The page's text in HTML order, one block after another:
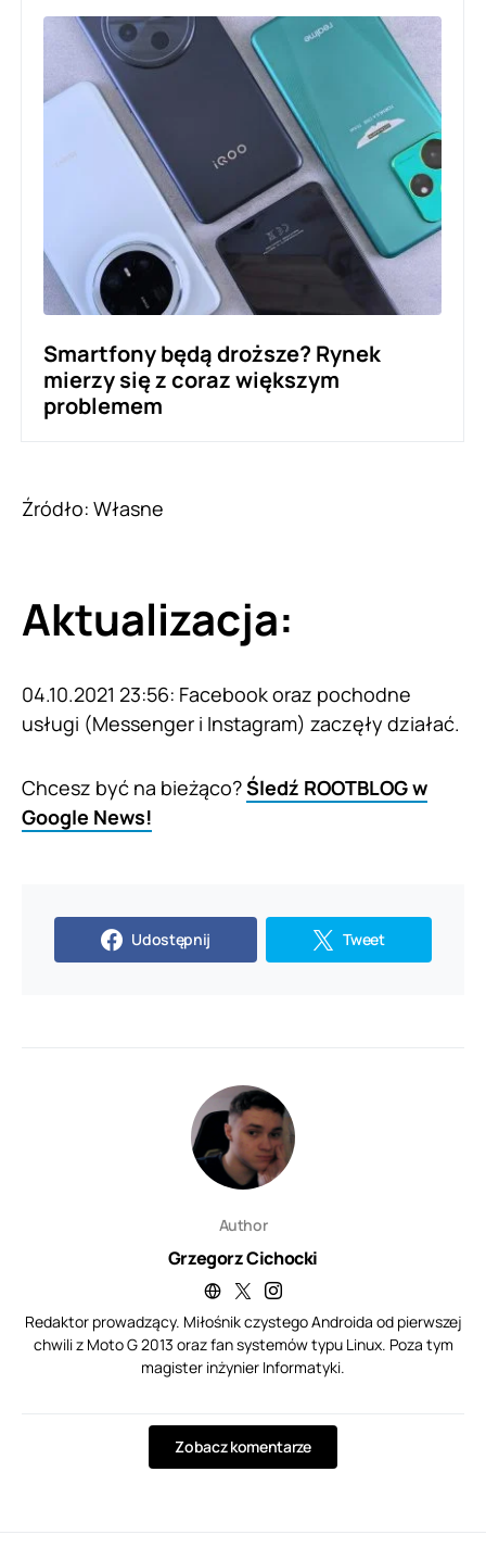
Smartfony będą droższe? Rynek
mierzy się z coraz większym
problemem
Źródło: Własne
Aktualizacja:
04.10.2021 23:56: Facebook oraz pochodne
usługi (Messenger i Instagram) zaczęły działać.
Chcesz być na bieżąco?Śledź ROOTBLOG w
Google News!
Udostępnij Tweet
Author
Grzegorz Cichocki
Redaktor prowadzący. Miłośnik czystego Androida od pierwszej
chwili z Moto G 2013 oraz fan systemów typu Linux. Poza tym
magister inżynier Informatyki.
Zobacz komentarze